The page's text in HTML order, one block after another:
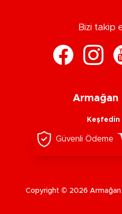
Bizi takip
Armağan
Keşfedin
Güvenli Ödeme
Copyright © 2026 Armağan